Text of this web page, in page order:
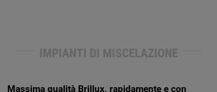
IMPIANTI DI MISCELAZIONE
Massima qualità Brillux, rapidamente e con